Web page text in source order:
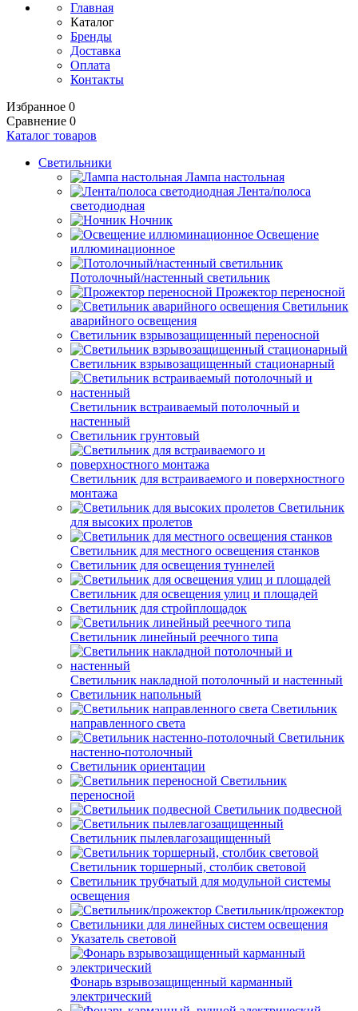
Главная
Каталог
Бренды
Доставка
Оплата
Контакты
Избранное 0
Сравнение 0
Каталог товаров
Светильники
Лампа настольная
Лента/полоса
светодиодная
Ночник
Освещение
иллюминационное
Потолочный/настенный светильник
Прожектор переносной
Светильник
аварийного освещения
Светильник взрывозащищенный переносной
Светильник взрывозащищенный стационарный
Светильник встраиваемый потолочный и
настенный
Светильник грунтовый
Светильник для встраиваемого и поверхностного
монтажа
Светильник
для высоких пролетов
Светильник для местного освещения станков
Светильник для освещения туннелей
Светильник для освещения улиц и площадей
Светильник для стройплощадок
Светильник линейный реечного типа
Светильник накладной потолочный и настенный
Светильник напольный
Светильник
направленного света
Светильник
настенно-потолочный
Светильник ориентации
Светильник
переносной
Светильник подвесной
Светильник пылевлагозащищенный
Светильник торшерный, столбик световой
Светильник трубчатый для модульной системы
освещения
Светильник/прожектор
Светильники для линейных систем освещения
Указатель световой
Фонарь взрывозащищенный карманный
электрический